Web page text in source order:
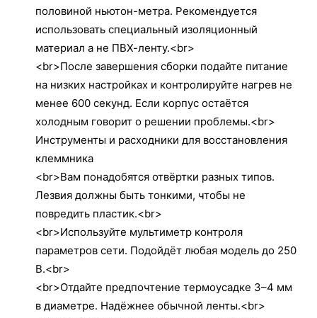
половиной ньютон-метра. Рекомендуется
использовать специальный изоляционный
материал а не ПВХ-ленту.<br>
<br>После завершения сборки подайте питание
на низких настройках и контролируйте нагрев не
менее 600 секунд. Если корпус остаётся
холодным говорит о решении проблемы.<br>
Инструменты и расходники для восстановления
клеммника
<br>Вам понадобятся отвёртки разных типов.
Лезвия должны быть тонкими, чтобы не
повредить пластик.<br>
<br>Используйте мультиметр контроля
параметров сети. Подойдёт любая модель до 250
В.<br>
<br>Отдайте предпочтение термоусадке 3–4 мм
в диаметре. Надёжнее обычной ленты.<br>